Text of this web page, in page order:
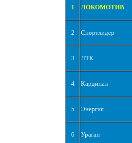
1 ЛОКОМОТИВ
2 Спортлидер
3 ЛТК
4 Кардинал
5 Энергия
6 Ураган